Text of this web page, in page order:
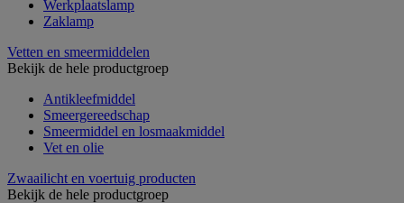
Werkplaatslamp
Zaklamp
Vetten en smeermiddelen
Bekijk de hele productgroep
Antikleefmiddel
Smeergereedschap
Smeermiddel en losmaakmiddel
Vet en olie
Zwaailicht en voertuig producten
Bekijk de hele productgroep